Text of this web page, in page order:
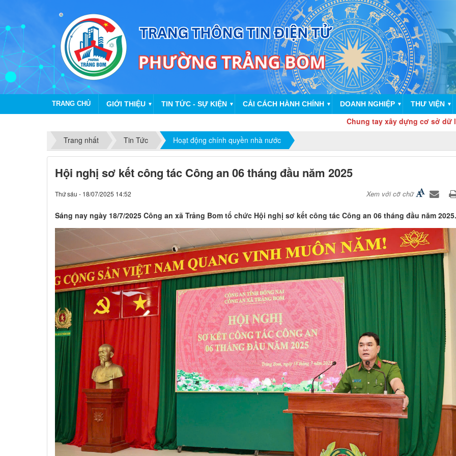
TRANG CHỦ GIỚI THIỆU ▼ TIN TỨC - SỰ KIỆN ▼ CẢI CÁCH HÀNH CHÍNH ▼ DOANH NGHIỆP ▼ THƯ VIỆN ▼
Chung tay xây dựng cơ sở dữ liệu đất
Trang nhất
Tin Tức Hoạt động chính quyền nhà nước
Hội nghị sơ kết công tác Công an 06 tháng đầu năm 2025
Thứ sáu - 18/07/2025 14:52 Xem với cỡ chữ
Sáng nay ngày 18/7/2025 Công an xã Trảng Bom tổ chức Hội nghị sơ kết công tác Công an 06 tháng đầu năm 2025.